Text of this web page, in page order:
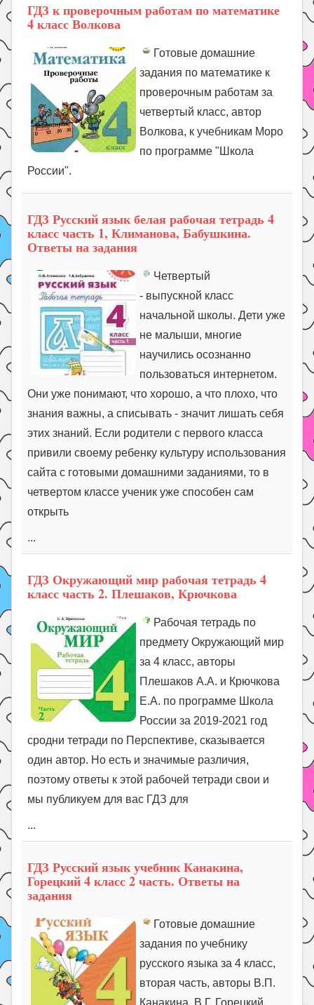
ГДЗ к проверочным работам по математике
4 класс Волкова
Готовые домашние
задания по математике к
проверочным работам за
четвертый класс, автор
Волкова, к учебникам Моро
по программе "Школа
России".
ГДЗ Русский язык белая рабочая тетрадь 4
класс часть 1, Климанова, Бабушкина.
Ответы на задания
Четвертый
- выпускной класс
начальной школы. Дети уже
не малыши, многие
научились осознанно
пользоваться интернетом.
Они уже понимают, что хорошо, а что плохо, что
знания важны, а списывать - значит лишать себя
этих знаний. Если родители с первого класса
привили своему ребенку культуру использования
сайта с готовыми домашними заданиями, то в
четвертом классе ученик уже способен сам
открыть
...
ГДЗ Окружающий мир рабочая тетрадь 4
класс часть 2. Плешаков, Крючкова
Рабочая тетрадь по
предмету Окружающий мир
за 4 класс, авторы
Плешаков А.А. и Крючкова
Е.А. по программе Школа
России за 2019-2021 год
сродни тетради по Перспективе, сказывается
один автор. Но есть и значимые различия,
поэтому ответы к этой рабочей тетради свои и
мы публикуем для вас ГДЗ для
...
ГДЗ Русский язык учебник Канакина,
Горецкий 4 класс 2 часть. Ответы на
задания
Готовые домашние
задания по учебнику
русского языка за 4 класс,
вторая часть, авторы В.П.
Канакина, В.Г. Горецкий,